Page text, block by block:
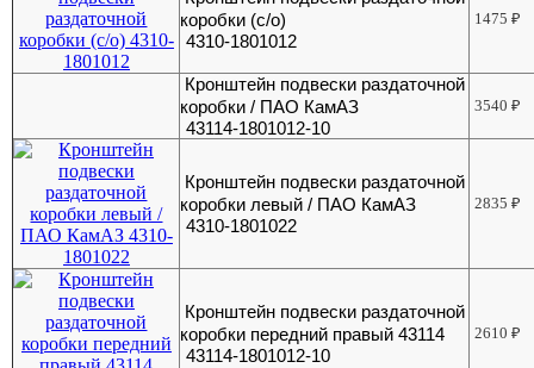
коробки (с/о)
4310-1801012
1475₽
Кронштейн подвески раздаточной
коробки / ПАО КамАЗ
43114-1801012-10
3540₽
Кронштейн подвески раздаточной
коробки левый / ПАО КамАЗ
4310-1801022
2835₽
Кронштейн подвески раздаточной
коробки передний правый 43114
43114-1801012-10
2610₽